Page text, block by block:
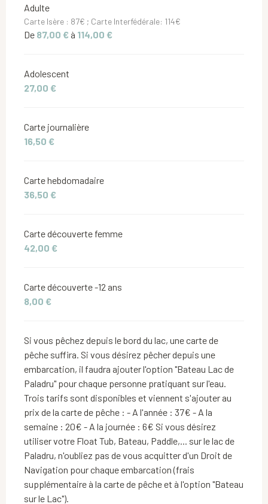
Tarifs 2026
Adulte
Carte Isère : 87€ ; Carte Interfédérale: 114€
De 87,00 € à 114,00 €
Adolescent
27,00 €
Carte journalière
16,50 €
Carte hebdomadaire
36,50 €
Carte découverte femme
42,00 €
Carte découverte -12 ans
8,00 €
Si vous pêchez depuis le bord du lac, une carte de
pêche suffira. Si vous désirez pêcher depuis une
embarcation, il faudra ajouter l'option "Bateau Lac de
Paladru" pour chaque personne pratiquant sur l'eau.
Trois tarifs sont disponibles et viennent s'ajouter au
prix de la carte de pêche : - A l'année : 37€ - A la
semaine : 20€ - A la journée : 6€ Si vous désirez
utiliser votre Float Tub, Bateau, Paddle,... sur le lac de
Paladru, n'oubliez pas de vous acquitter d'un Droit de
Navigation pour chaque embarcation (frais
supplémentaire à la carte de pêche et à l'option "Bateau
sur le Lac").